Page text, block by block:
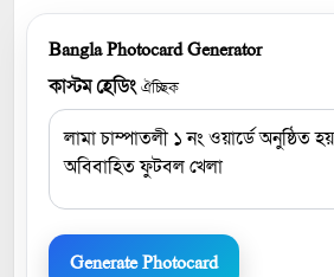
Bangla Photocard Generator
কাস্টম হেডিংঐচ্ছিক
Generate Photocard